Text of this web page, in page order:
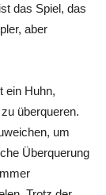
das Spiel, das
aber
ein Huhn,
überqueren.
um
Überquerung